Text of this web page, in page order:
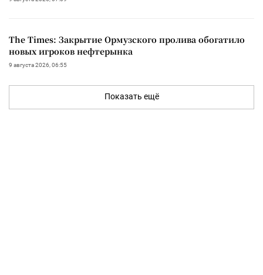
The Times: Закрытие Ормузского пролива обогатило
новых игроков нефтерынка
9 августа 2026, 06:55
Показать ещё